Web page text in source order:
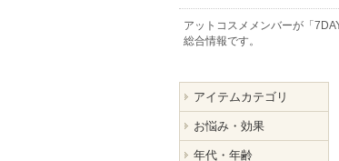
アットコスメメンバーが「
総合情報です。
アイテムカテゴリ
お悩み・効果
年代・年齢